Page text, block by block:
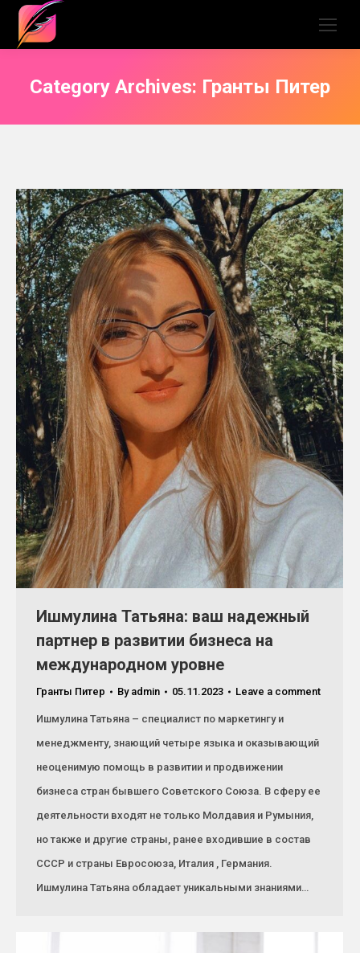
Category Archives: Гранты Питер
Ишмулина Татьяна: ваш надежный
партнер в развитии бизнеса на
международном уровне
Гранты Питер By admin 05.11.2023 Leave a comment
Ишмулина Татьяна – специалист по маркетингу и
менеджменту, знающий четыре языка и оказывающий
неоценимую помощь в развитии и продвижении
бизнеса стран бывшего Советского Союза. В сферу ее
деятельности входят не только Молдавия и Румыния,
но также и другие страны, ранее входившие в состав
СССР и страны Евросоюза, Италия , Германия.
Ишмулина Татьяна обладает уникальными знаниями…